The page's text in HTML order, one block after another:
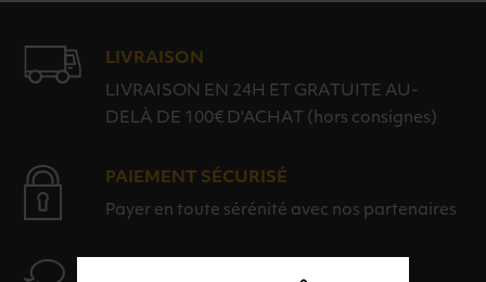
LIVRAISON
LIVRAISON EN 24H ET GRATUITE AU-
DELÀ DE 100€ D'ACHAT (hors consignes)
PAIEMENT SÉCURISÉ
Payer en toute sérénité avec nos partenaires